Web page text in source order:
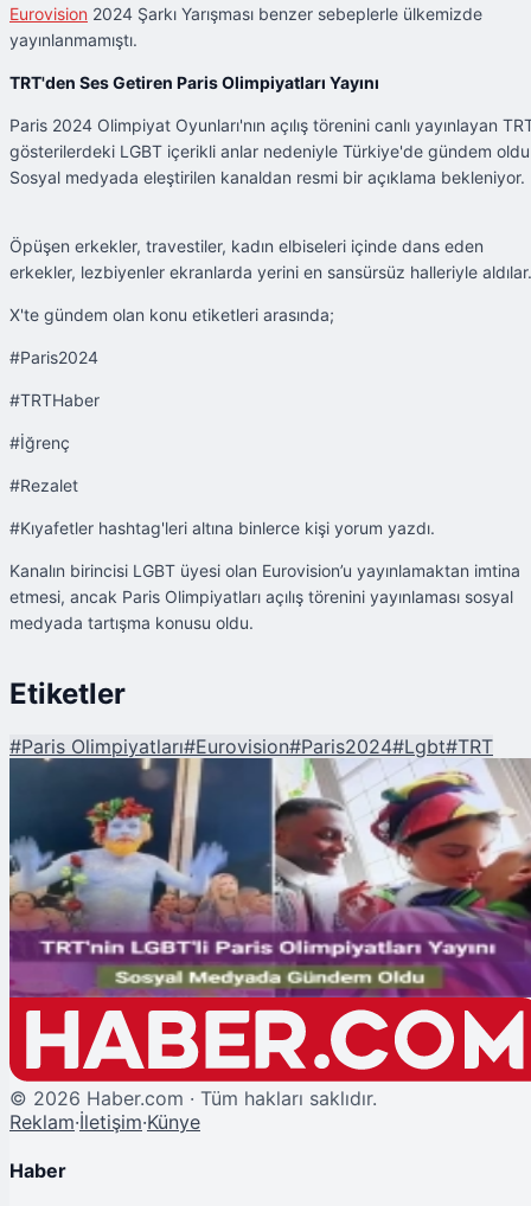
Eurovision 2024 Şarkı Yarışması benzer sebeplerle ülkemizde
yayınlanmamıştı.
TRT'den Ses Getiren Paris Olimpiyatları Yayını
Paris 2024 Olimpiyat Oyunları'nın açılış törenini canlı yayınlayan
gösterilerdeki LGBT içerikli anlar nedeniyle Türkiye'de gündem
Sosyal medyada eleştirilen kanaldan resmi bir açıklama bekleniyor.
Öpüşen erkekler, travestiler, kadın elbiseleri içinde dans eden
erkekler, lezbiyenler ekranlarda yerini en sansürsüz halleriyle aldılar.
X'te gündem olan konu etiketleri arasında;
#Paris2024
#TRTHaber
#İğrenç
#Rezalet
#Kıyafetler hashtag'leri altına binlerce kişi yorum yazdı.
Kanalın birincisi LGBT üyesi olan Eurovision’u yayınlamaktan imtina
etmesi, ancak Paris Olimpiyatları açılış törenini yayınlaması sosyal
medyada tartışma konusu oldu.
Etiketler
#Paris Olimpiyatları#Eurovision#Paris2024#Lgbt#TRT
TRT'nin LGBT'li Paris Olimpiyat Yayını Eleştirildi
© 2026 Haber.com · Tüm hakları saklıdır.
Reklam·İletişim·Künye
Haber